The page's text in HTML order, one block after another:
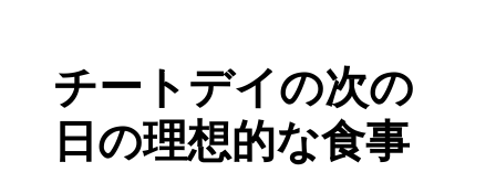
チートデイの次の
日の理想的な食事